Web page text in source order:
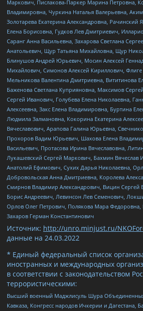
Маркович, Пислакова-Паркер Марина Петровна,
Владимировна, Чуркина Наталья Валерьевна,
Золотарева Екатерина Александровна, Рачинский
Елена Борисовна, Гудков Лев Дмитриевич,
Саранг Анна Васильевна, Захарова Светлана
Анатольевич, Щур Татьяна Михайловна, Щур
Блинушов Андрей Юрьевич, Мосин Алексей
Михайлович, Симонов Алексей Кириллович,
Мельникова Валентина Дмитриевна, Вититинова
Баженова Светлана Куприяновна, Максимов
Сергей Иванович, Голубева Елена Николаевна,
Алексеевна, Закс Елена Владимировна, Буртина
Людмила Залмановна, Кокорина Екатерина
Вячеславович, Арапова Галина Юрьевна,
Прохоров Вадим Юрьевич, Шахова Елена
Васильевич, Протасова Ирина Вячеславовна,
Лукашевский Сергей Маркович, Бахмин Вячеслав
Анатолий Ефимович, Сухих Дарья Николаевна,
Добровольская Анна Дмитриевна, Королева
Смирнов Владимир Александрович, Вицин Сергей
Борис Андреевич, Левинсон Лев Семенович,
Орлов Олег Петрович, Полякова Мара
Захаров Герман Константинович
Источник: http://unro.minjust.ru/
данные на 24.03.2022
* Единый федеральный список
иностранных и международных
в соответствии с законодательством
террористическими:
Высший военный Маджлисуль Шура
Кавказа, Конгресс народов Ичкерии и Дагестана,